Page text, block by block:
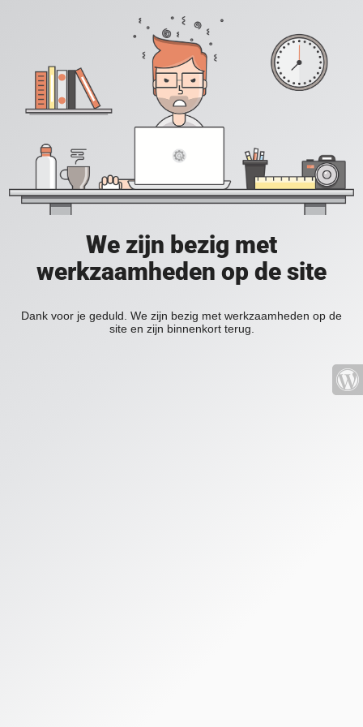
We zijn bezig met
werkzaamheden op de site
Dank voor je geduld. We zijn bezig met werkzaamheden op de
site en zijn binnenkort terug.